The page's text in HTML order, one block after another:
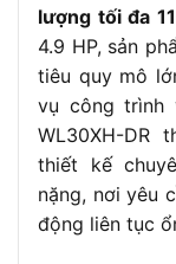
Kiểu bugi
Kiểu bôi trơn
Dung tích nhớt
Dung tích bình
liệu
Kiểu khởi động
lượng tối đa
4.9 HP, sản
tiêu quy mô
vụ công trình
WL30XH-DR
thiết kế
nặng, nơi yêu
động liên tục